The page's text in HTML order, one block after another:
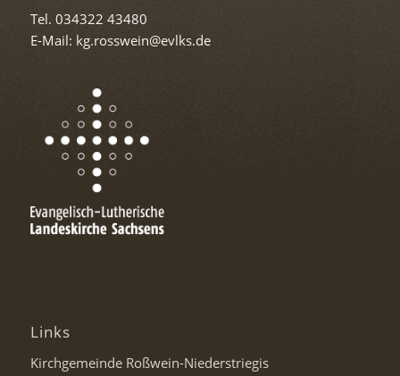
Tel. 034322 43480
E-Mail: kg.rosswein@evlks.de
Links
Kirchgemeinde Roßwein-Niederstriegis